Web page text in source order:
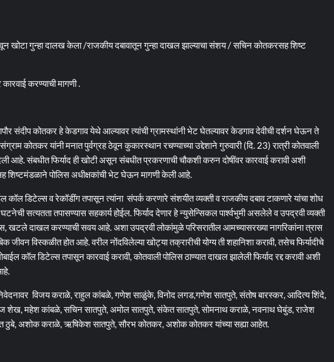
खोटा गुन्हा दालख केला /राजकीय दबावातून गुन्हा दाखल झाल्याचा संशय / सचिन कोतकरसह शिष्ट
करण्याची मागणी .
संदीप कोतकर हे केडगाव येथे आल्यावर त्यांची ग्रामस्थांनी भेट घेतल्यावर केडगाव देवीची दर्शन घेऊन ते
कोतकर यांनी मनात पुर्वग्रह ठेवून कुकारस्थान रचण्याच्या उद्देशाने गुरुवारी (दि. 23) रात्री कोतवाली
आहे. संबधीत फिर्याद ही खोटी असून संबधीत प्रकरणाची चौकशी करुन दोषींवर कारवाई करावी अशी
शिष्टमंडळाने पोलिस अधीक्षकांची भेट घेऊन मागणी केली आहे.
कॉल डिटेल्स व रेकॉडींग तपासून त्यांना संपर्क करणारे संशयीत व्यक्ती व राजकीय दबाव टाकणारे यांचा शोध
सत्यतता तपासण्यास सहकार्य होईल. फिर्याद देणार हे न्युसेन्सिकल पार्श्‍वभुमी असलेले व उपद्रवी व्यक्ती
खटले दाखल करण्याची सवय आहे. अशा उपद्रवी लोकांमुळे परिसरातील आमच्यासरख्या नागरिकांना त्रास
जीवन विस्कळीत होत आहे. वरील नोंदविलेल्या खोट्या तक्रारीची योग्य ती शहानिशा करावी, तसेच फिर्यादीचे
कॉल डिटेल्स तपासून कारवाई करावी, कोतवाली पोलिस ठाण्यात दाखल झालेली फिर्याद रद्द करावी अशी
विजय कराळे, राहुल कांबळे, गणेश साळुंके, विनोद लगड,गणेश सातपुते, संतोष बारस्कर, आदित्य शिंदे,
शेख, महेश कांबळे, सचिन सातपुते, अमोल सातपुते, संकेत सातपुते, सोमनाथ कराळे, नवनाथ घेबुंड, राजेश
ठुबे, अशोक कराळे, ऋषिकेश सातपुते, सौरभ कोतकर, अशोक कोतकर यांच्या सह्या आहेत.